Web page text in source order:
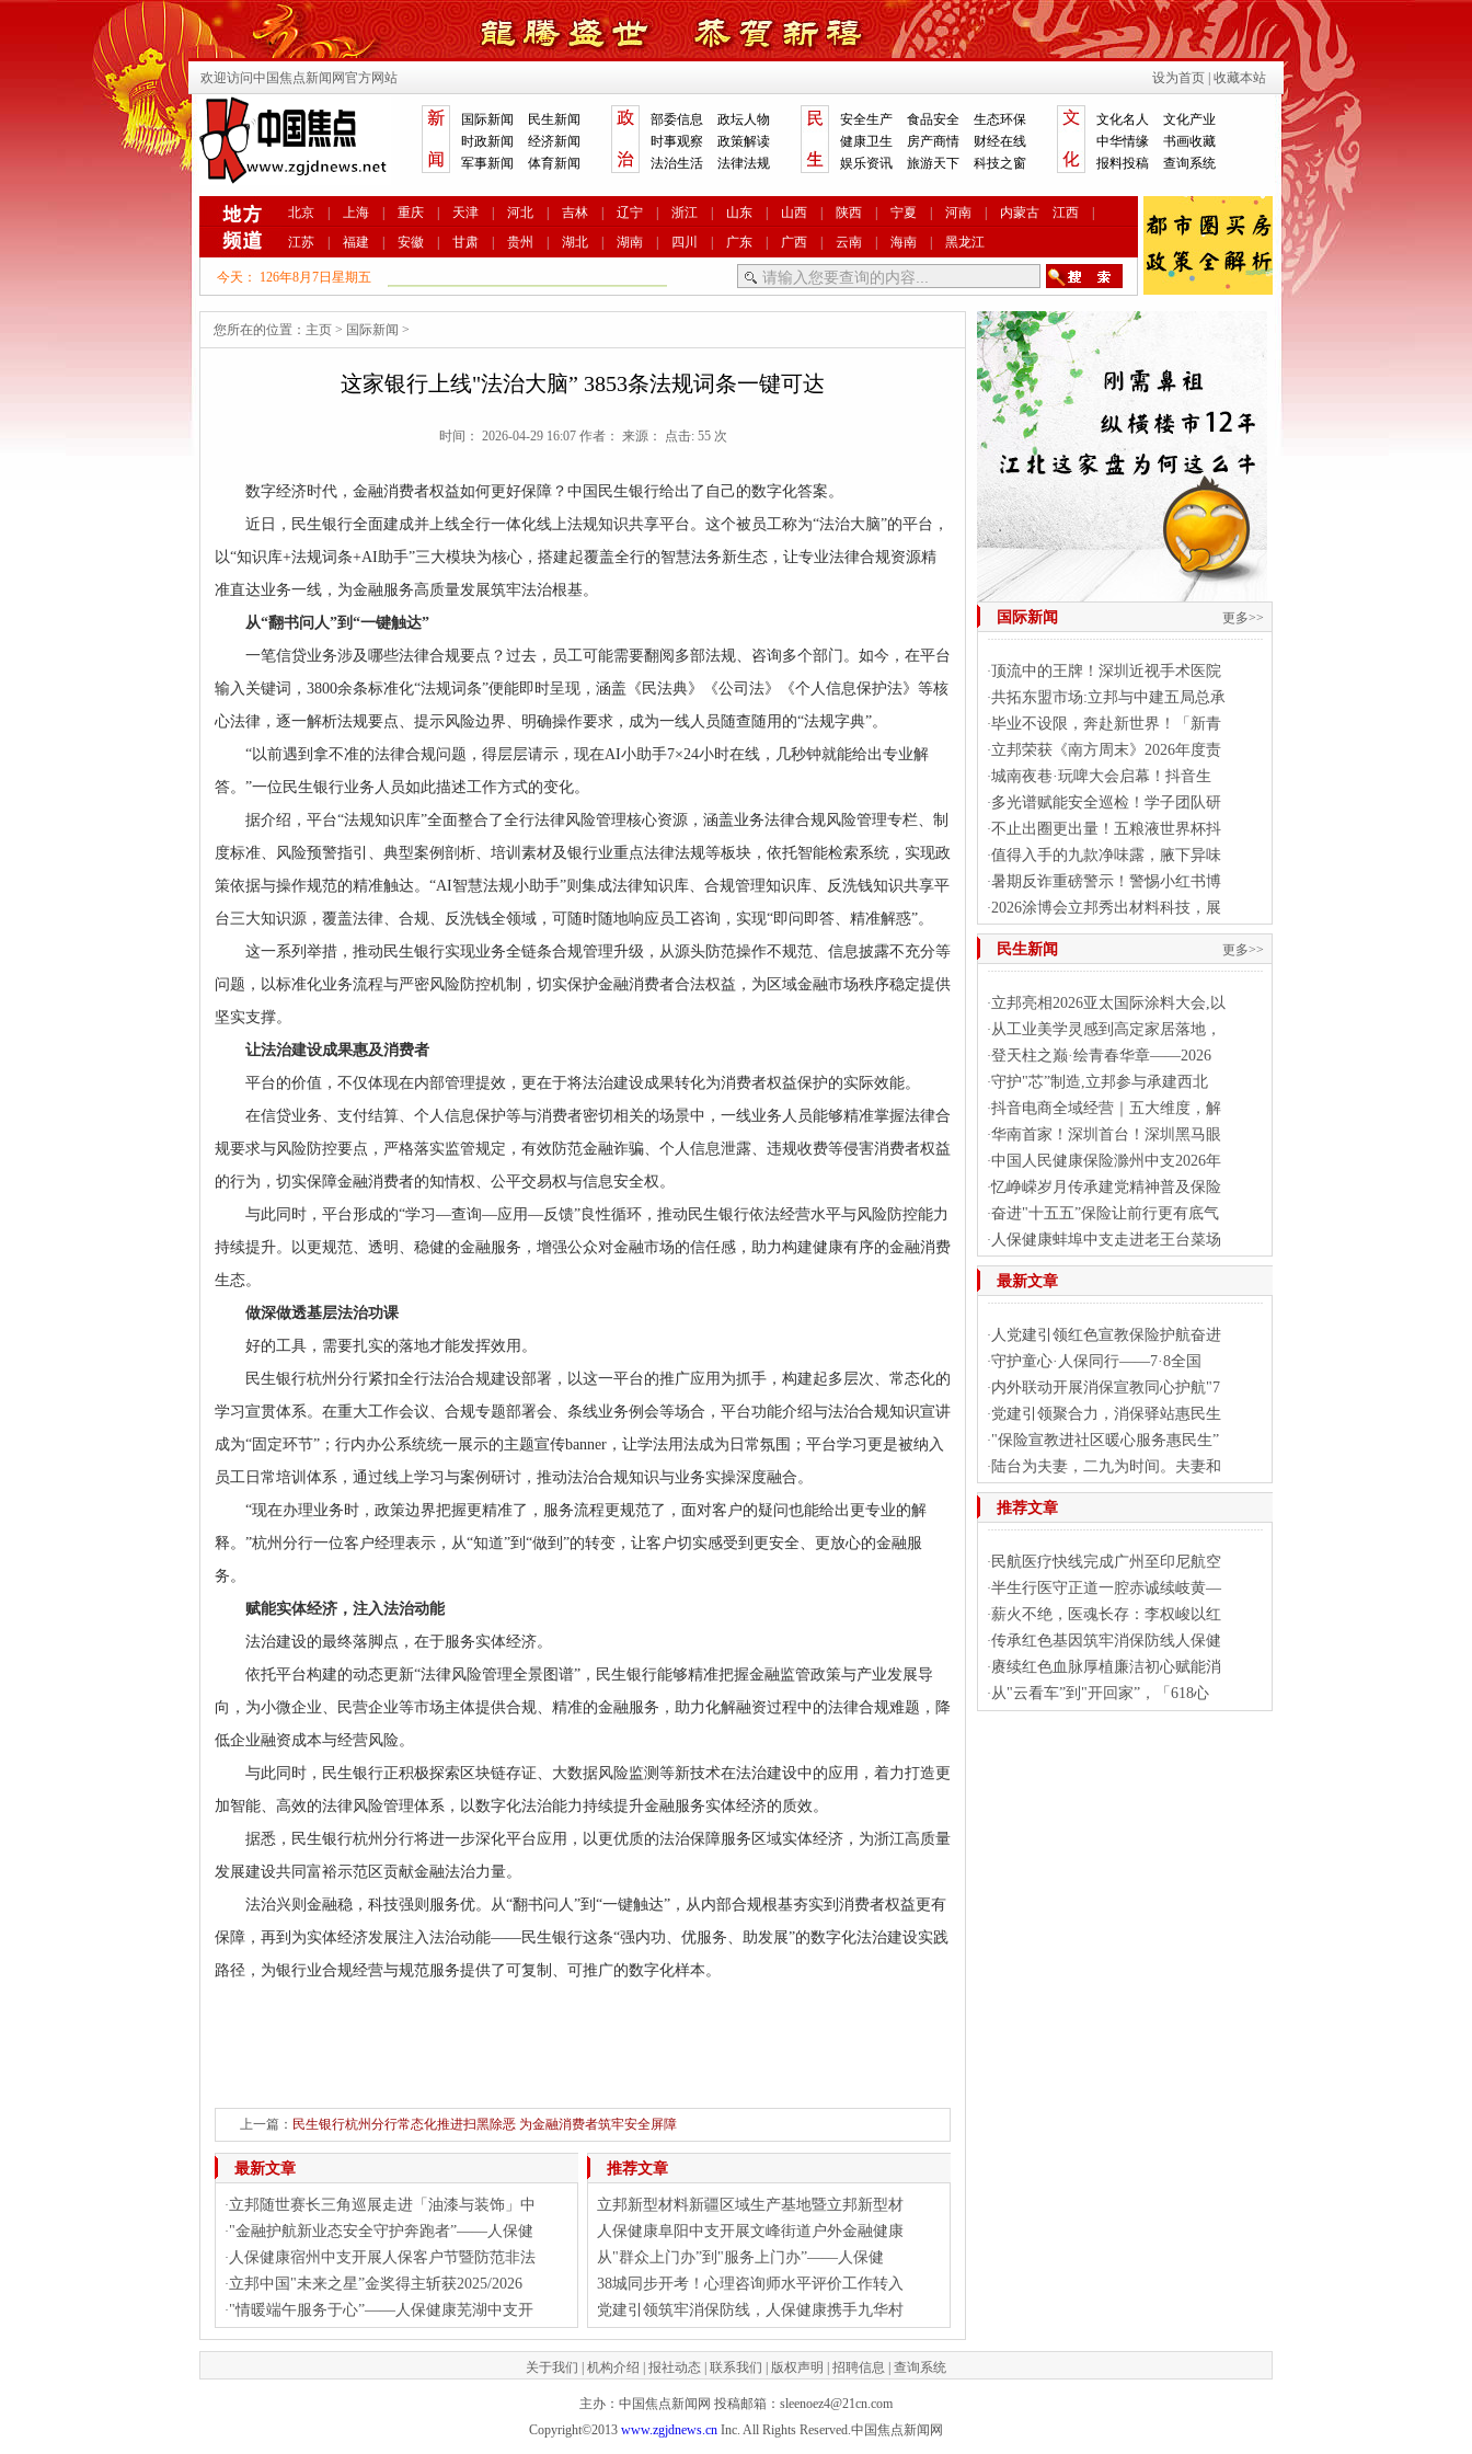
欢迎访问中国焦点新闻网官方网站 设为首页 收藏本站
国际新闻
民生新闻
时政新闻
经济新闻
军事新闻
体育新闻
部委信息
政坛人物
时事观察
政策解读
法治生活
法律法规
安全生产 食品安全
生态环保
健康卫生
房产商情
财经在线
娱乐资讯
旅游天下 科技之窗
文化名人
文化产业
中华情缘
书画收藏
报料投稿
查询系统
北京 上海 重庆 天津 河北 吉林 辽宁 浙江 山东 山西 陕西 宁夏 河南 内蒙古 江西
江苏
福建 安徽 甘肃 贵州 湖北 湖南 四川 广东 广西 云南 海南 黑龙江
今天： 126年8月7日星期五
您所在的位置： 主页 > 国际新闻 >
这家银行上线"法治大脑” 3853条法规词条一键可达
时间： 2026-04-29 16:07 作者： 来源： 点击: 55 次
数字经济时代，金融消费者权益如何更好保障？中国民生银行给出了自己的数字化答案。
近日，民生银行全面建成并上线全行一体化线上法规知识共享平台。这个被员工称为“法治大脑”的平台，
以“知识库+法规词条+AI助手”三大模块为核心，搭建起覆盖全行的智慧法务新生态，让专业法律合规资源精
准直达业务一线，为金融服务高质量发展筑牢法治根基。
从“翻书问人”到 “一键触达”
一笔信贷业务涉及哪些法律合规要点？过去，员工可能需要翻阅多部法规、咨询多个部门。如今，在平台
输入关键词，3800余条标准化“法规词条”便能即时呈现，涵盖《民法典》《公司法》《个人信息保护法》等核
心法律，逐一解析法规要点、提示风险边界、明确操作要求，成为一线人员随查随用的“法规字典”。
“以前遇到拿不准的法律合规问题，得层层请示，现在AI小助手7×24小时在线，几秒钟就能给出专业解
答。”一位民生银行业务人员如此描述工作方式的变化。
据介绍，平台“法规知识库”全面整合了全行法律风险管理核心资源，涵盖业务法律合规风险管理专栏、制
度标准、风险预警指引、典型案例剖析、培训素材及银行业重点法律法规等板块，依托智能检索系统，实现政
策依据与操作规范的精准触达。“AI智慧法规小助手”则集成法律知识库、合规管理知识库、反洗钱知识共享平
台三大知识源，覆盖法律、合规、反洗钱全领域，可随时随地响应员工咨询，实现“即问即答、精准解惑”。
这一系列举措，推动民生银行实现业务全链条合规管理升级，从源头防范操作不规范、信息披露不充分等
问题，以标准化业务流程与严密风险防控机制，切实保护金融消费者合法权益，为区域金融市场秩序稳定提供
坚实支撑。
让法治建设成果惠及消费者
平台的价值，不仅体现在内部管理提效，更在于将法治建设成果转化为消费者权益保护的实际效能。
在信贷业务、支付结算、个人信息保护等与消费者密切相关的场景中，一线业务人员能够精准掌握法律合
规要求与风险防控要点，严格落实监管规定，有效防范金融诈骗、个人信息泄露、违规收费等侵害消费者权益
的行为，切实保障金融消费者的知情权、公平交易权与信息安全权。
与此同时，平台形成的“学习—查询—应用—反馈”良性循环，推动民生银行依法经营水平与风险防控能力
持续提升。以更规范、透明、稳健的金融服务，增强公众对金融市场的信任感，助力构建健康有序的金融消费
生态。
做深做透基层法治功课
好的工具，需要扎实的落地才能发挥效用。
民生银行杭州分行紧扣全行法治合规建设部署，以这一平台的推广应用为抓手，构建起多层次、常态化的
学习宣贯体系。在重大工作会议、合规专题部署会、条线业务例会等场合，平台功能介绍与法治合规知识宣讲
成为“固定环节”；行内办公系统统一展示的主题宣传banner，让学法用法成为日常氛围；平台学习更是被纳入
员工日常培训体系，通过线上学习与案例研讨，推动法治合规知识与业务实操深度融合。
“现在办理业务时，政策边界把握更精准了，服务流程更规范了，面对客户的疑问也能给出更专业的解
释。”杭州分行一位客户经理表示，从“知道”到“做到”的转变，让客户切实感受到更安全、更放心的金融服
务。
赋能实体经济，注入法治动能
法治建设的最终落脚点，在于服务实体经济。
依托平台构建的动态更新“法律风险管理全景图谱”，民生银行能够精准把握金融监管政策与产业发展导
向，为小微企业、民营企业等市场主体提供合规、精准的金融服务，助力化解融资过程中的法律合规难题，降
低企业融资成本与经营风险。
与此同时，民生银行正积极探索区块链存证、大数据风险监测等新技术在法治建设中的应用，着力打造更
加智能、高效的法律风险管理体系，以数字化法治能力持续提升金融服务实体经济的质效。
据悉，民生银行杭州分行将进一步深化平台应用，以更优质的法治保障服务区域实体经济，为浙江高质量
发展建设共同富裕示范区贡献金融法治力量。
法治兴则金融稳，科技强则服务优。从“翻书问人”到“一键触达”，从内部合规根基夯实到消费者权益更有
保障，再到为实体经济发展注入法治动能——民生银行这条“强内功、优服务、助发展”的数字化法治建设实践
路径，为银行业合规经营与规范服务提供了可复制、可推广的数字化样本。
上一篇： 民生银行杭州分行常态化推进扫黑除恶 为金融消费者筑牢安全屏障
下一篇：石家庄学车推荐，燕赵驾校用口碑和细节给出答案
最新文章
·立邦随世赛长三角巡展走进「油漆与装饰」中
·"金融护航新业态安全守护奔跑者”——人保健
· 人保健康宿州中支开展人保客户节暨防范非法
·立邦中国"未来之星”金奖得主斩获2025/2026
·"情暖端午服务于心”——人保健康芜湖中支开
推荐文章
立邦新型材料新疆区域生产基地暨立邦新型材
人保健康阜阳中支开展文峰街道户外金融健康
从"群众上门办”到"服务上门办”——人保健
38城同步开考！心理咨询师水平评价工作转入
党建引领筑牢消保防线，人保健康携手九华村
国际新闻 更多>>
·顶流中的王牌！深圳近视手术医院
·共拓东盟市场:立邦与中建五局总承
·毕业不设限，奔赴新世界！「新青
·立邦荣获《南方周末》2026年度责
·城南夜巷·玩啤大会启幕！抖音生
·多光谱赋能安全巡检！学子团队研
·不止出圈更出量！五粮液世界杯抖
·值得入手的九款净味露，腋下异味
·暑期反诈重磅警示！警惕小红书博
·2026涂博会立邦秀出材料科技，展
民生新闻 更多>>
·立邦亮相2026亚太国际涂料大会,以
·从工业美学灵感到高定家居落地，
·登天柱之巅·绘青春华章——2026
·守护"芯”制造,立邦参与承建西北
·抖音电商全域经营｜五大维度，解
·华南首家！深圳首台！深圳黑马眼
·中国人民健康保险滁州中支2026年
·忆峥嵘岁月传承建党精神普及保险
·奋进"十五五”保险让前行更有底气
· 人保健康蚌埠中支走进老王台菜场
最新文章
· 人党建引领红色宣教保险护航奋进
·守护童心·人保同行——7·8全国
·内外联动开展消保宣教同心护航"7
·党建引领聚合力，消保驿站惠民生
·"保险宣教进社区暖心服务惠民生”
· 陆台为夫妻，二九为时间。夫妻和
推荐文章
· 民航医疗快线完成广州至印尼航空
·半生行医守正道一腔赤诚续岐黄—
·薪火不绝，医魂长存：李权峻以红
·传承红色基因筑牢消保防线人保健
·赓续红色血脉厚植廉洁初心赋能消
·从"云看车”到"开回家”，「618心
关于我们 机构介绍 报社动态 联系我们 版权声明 招聘信息 查询系统
主办：中国焦点新闻网 投稿邮箱：sleenoez4@21cn.com
Copyright©2013 www.zgjdnews.cn Inc. All Rights Reserved.中国焦点新闻网